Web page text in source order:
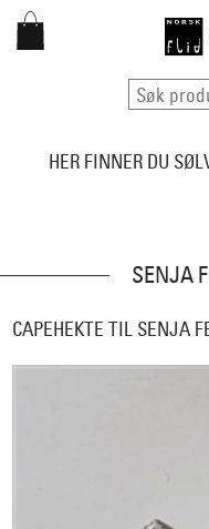
HER FINNER DU
SENJA
CAPEHEKTE TIL SENJA